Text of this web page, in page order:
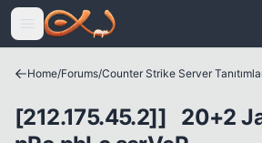
Icerige atla
Home/Forums/Counter Strike Server
[212.175.45.2]] 20+2